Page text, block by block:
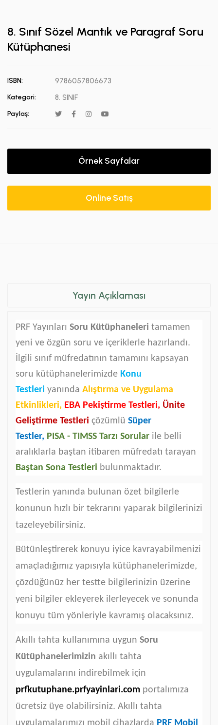
8. Sınıf Sözel Mantık ve Paragraf Soru
Kütüphanesi
ISBN: 9786057806673
Kategori: 8. SINIF
Paylaş:
Örnek Sayfalar
Online Satış
Yayın Açıklaması
PRF Yayınları Soru Kütüphaneleri tamamen
yeni ve özgün soru ve içeriklerle hazırlandı.
İlgili sınıf müfredatının tamamını kapsayan
soru kütüphanelerimizde Konu
Testleri yanında Alıştırma ve Uygulama
Etkinlikleri, EBA Pekiştirme Testleri, Ünite
Geliştirme Testleri çözümlü Süper
Testler, PISA - TIMSS Tarzı Sorular ile belli
aralıklarla baştan itibaren müfredatı tarayan
Baştan Sona Testleri bulunmaktadır.
Testlerin yanında bulunan özet bilgilerle
konunun hızlı bir tekrarını yaparak bilgilerinizi
tazeleyebilirsiniz.
Bütünleştirerek konuyu iyice kavrayabilmenizi
amaçladığımız yapısıyla kütüphanelerimizde,
çözdüğünüz her testte bilgilerinizin üzerine
yeni bilgiler ekleyerek ilerleyecek ve sonunda
konuyu tüm yönleriyle kavramış olacaksınız.
Akıllı tahta kullanımına uygun Soru
Kütüphanelerimizin akıllı tahta
uygulamalarını indirebilmek için
prfkutuphane.prfyayinlari.com portalımıza
ücretsiz üye olabilirsiniz. Akıllı tahta